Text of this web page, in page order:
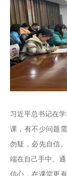
习近平总书记在
课，有不少问题
勿疑，必先自信
端在自己手中。
信心，在课堂更